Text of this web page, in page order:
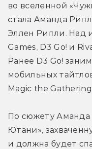
во вселенной
стала Аманда
Эллен Рипли. Над
Games, D3 Go! и
Ранее D3 Go!
мобильных
Magic the
По сюжету
Ютани»,
и должна будет